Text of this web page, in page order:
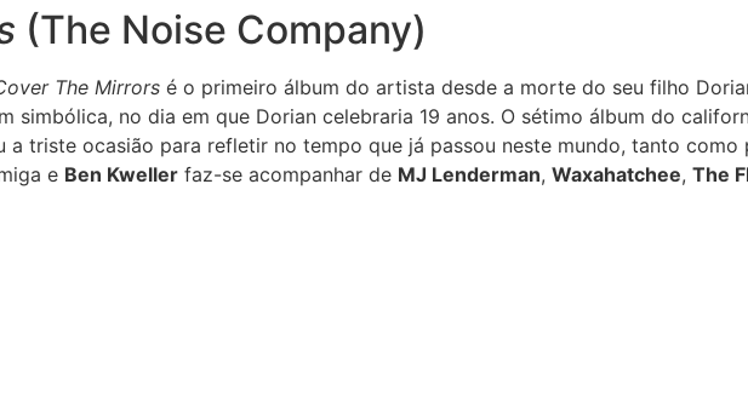
(The Noise Company)
The Mirrors é o primeiro álbum do artista desde a morte do seu filho
simbólica, no dia em que Dorian celebraria 19 anos. O sétimo álbum do
triste ocasião para refletir no tempo que já passou neste mundo, tanto como
e Ben Kweller faz-se acompanhar de MJ Lenderman, Waxahatchee, The